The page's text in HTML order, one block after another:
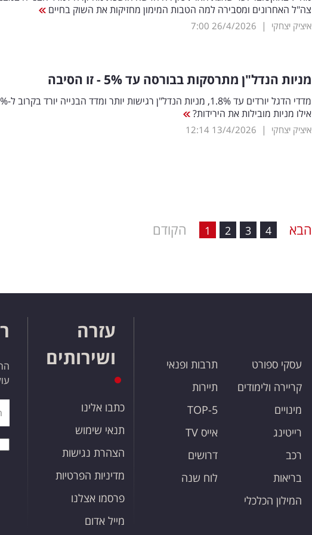
צה"ל האחרונים ומסבירה למה הטבות המימון מחזיקות את השוק בחיים
איציק יצחקי |
26/4/2026
7:00
מניות הנדל"ן מתרסקות בבורסה עד 5% - זו הסיבה
אילו מניות מובילות את הירידות?
איציק יצחקי |
13/4/2026
12:14
הקודם 1 2 3 4 הבא
עסקי ספורט
קריירה ולימודים
מינויים
רייטינג
רכב
בריאות
המילון הכלכלי
תרבות ופנאי
תיירות
TOP-5
אייס TV
דרושים
לוח שנה
עזרה
ושירותים
כתבו אלינו
תנאי שימוש
הצהרת נגישות
מדיניות הפרטיות
פרסמו אצלנו
מייל אדום